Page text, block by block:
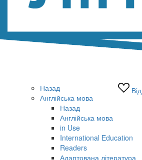
Назад
Англійська мова
Назад
Англійська мова
in Use
International Education
Readers
Адаптована література